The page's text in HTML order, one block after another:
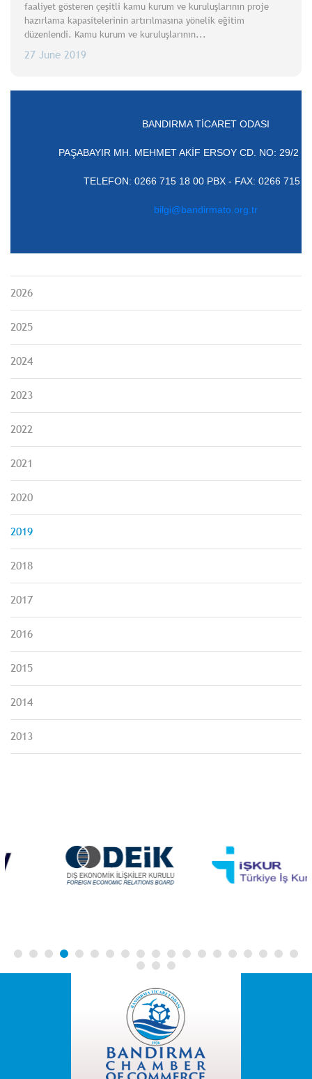
2026
2025
2024
2023
2022
2021
2020
2019
2018
2017
2016
2015
2014
2013
faaliyet gösteren çeşitli kamu kurum ve kuruluşlarının proje
hazırlama kapasitelerinin artırılmasına yönelik eğitim
düzenlendi. Kamu kurum ve kuruluşlarının...
27 June 2019
BANDIRMA TİCARET ODASI
PAŞABAYIR MH. MEHMET AKİF ERSOY CD. NO: 29/2
TELEFON: 0266 715 18 00 PBX - FAX: 0266 715
bilgi@bandirmato.org.tr